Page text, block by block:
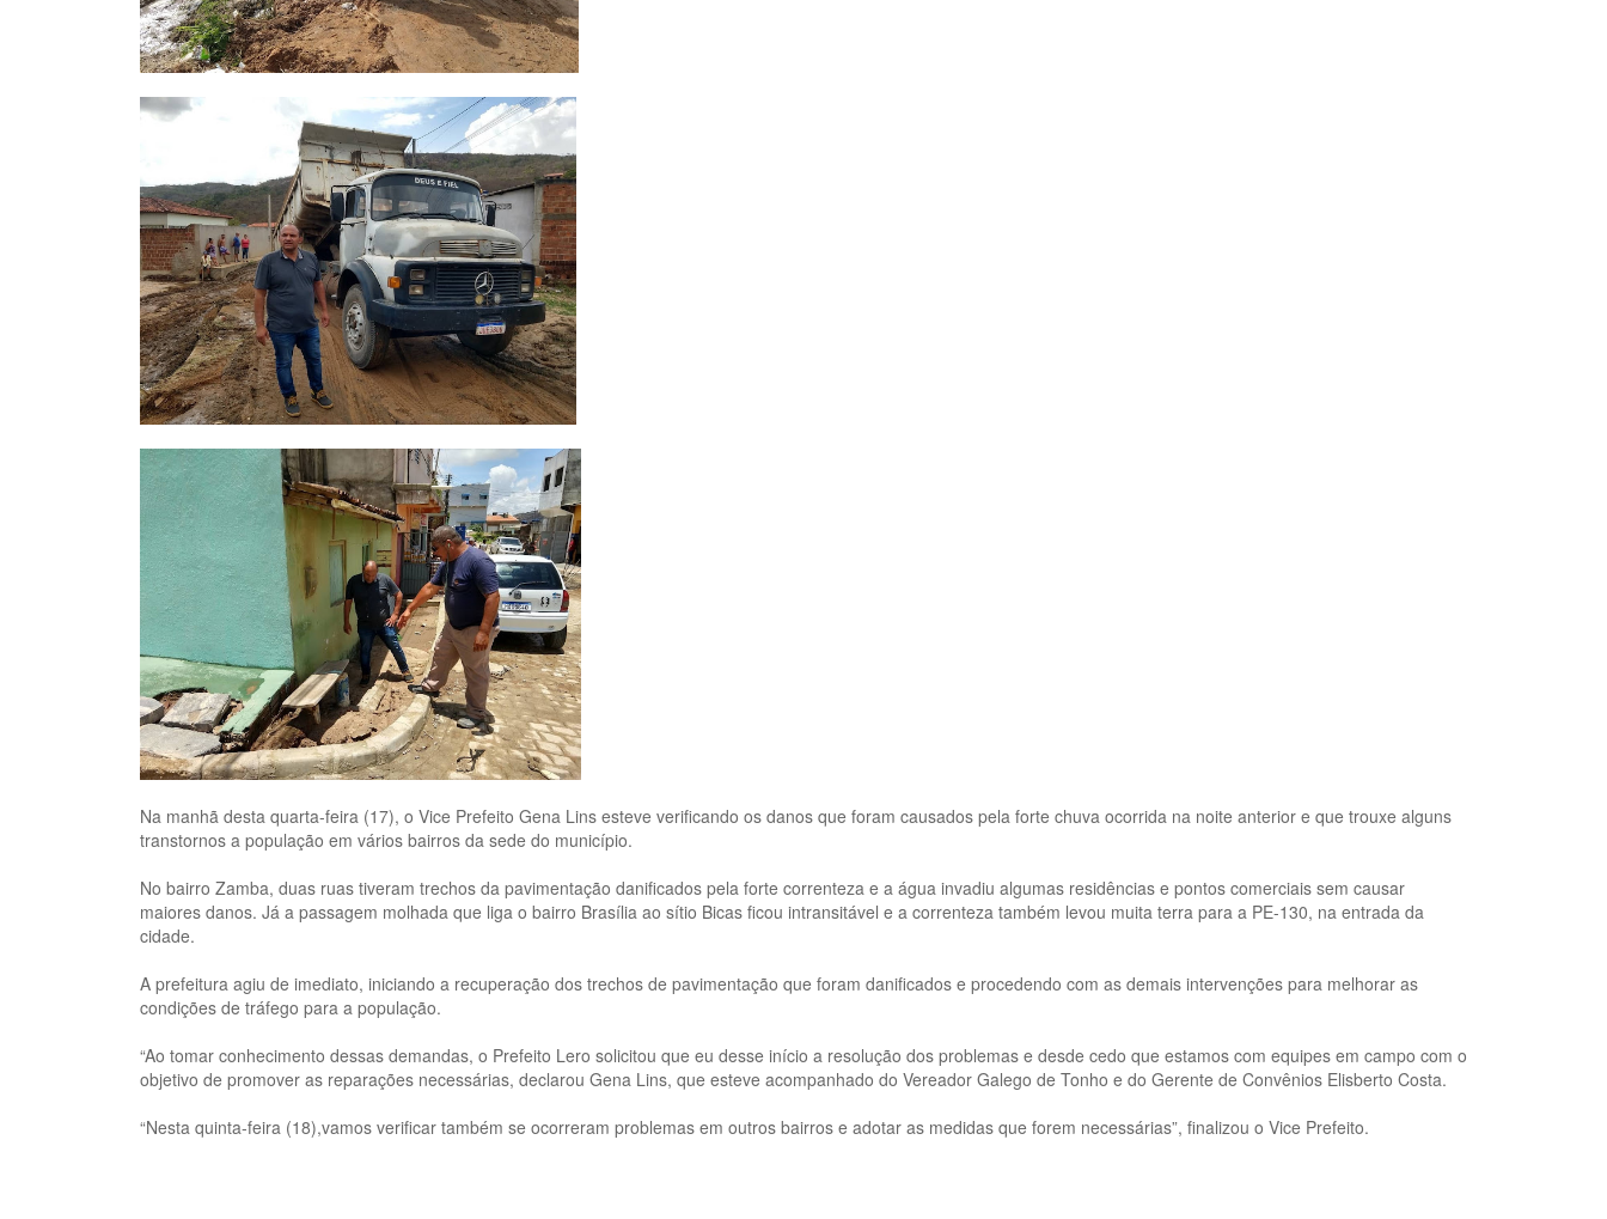
Na manhã desta quarta-feira (17), o Vice Prefeito Gena Lins esteve verificando os danos que foram causados pela forte chuva ocorrida na noite anterior e que trouxe alguns
transtornos a população em vários bairros da sede do município.
No bairro Zamba, duas ruas tiveram trechos da pavimentação danificados pela forte correnteza e a água invadiu algumas residências e pontos comerciais sem causar
maiores danos. Já a passagem molhada que liga o bairro Brasília ao sítio Bicas ficou intransitável e a correnteza também levou muita terra para a PE-130, na entrada da
cidade.
A prefeitura agiu de imediato, iniciando a recuperação dos trechos de pavimentação que foram danificados e procedendo com as demais intervenções para melhorar as
condições de tráfego para a população.
“Ao tomar conhecimento dessas demandas, o Prefeito Lero solicitou que eu desse início a resolução dos problemas e desde cedo que estamos com equipes em campo com o
objetivo de promover as reparações necessárias, declarou Gena Lins, que esteve acompanhado do Vereador Galego de Tonho e do Gerente de Convênios Elisberto Costa.
“Nesta quinta-feira (18),vamos verificar também se ocorreram problemas em outros bairros e adotar as medidas que forem necessárias”, finalizou o Vice Prefeito.